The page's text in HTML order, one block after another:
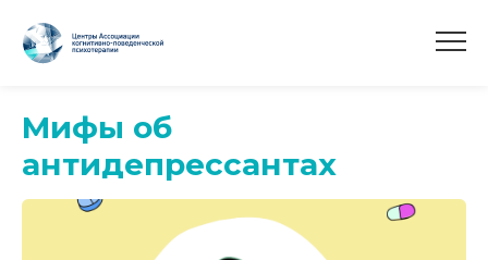
Мифы об
антидепрессантах